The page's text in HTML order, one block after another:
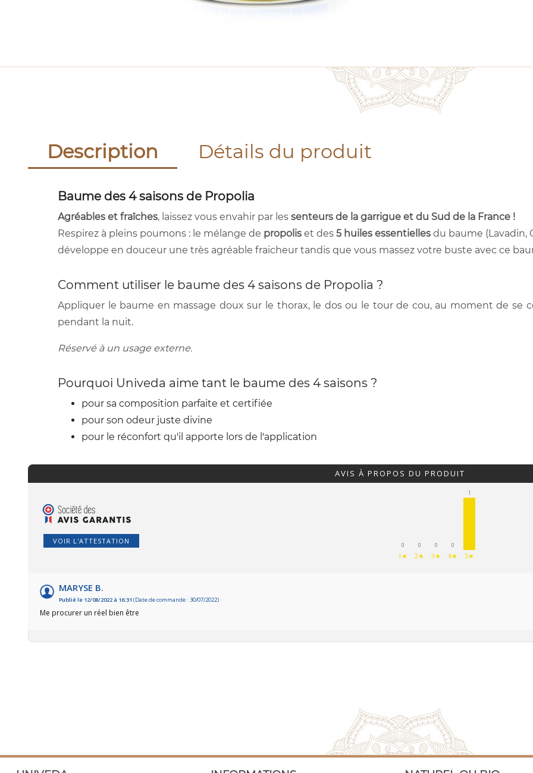
Description Détails du produit
Baume des 4 saisons de Propolia
Agréables et fraîches, laissez vous envahir par les senteurs de la garrigue et du Sud de la France !
Respirez à pleins poumons : le mélange de propolis et des 5 huiles essentielles du baume (Lavadin,
développe en douceur une très agréable fraicheur tandis que vous massez votre buste avec ce
Comment utiliser le baume des 4 saisons de Propolia ?
Appliquer le baume en massage doux sur le thorax, le dos ou le tour de cou, au moment de se
pendant la nuit.
Réservé à un usage externe.
Pourquoi Univeda aime tant le baume des 4 saisons ?
pour sa composition parfaite et certifiée
pour son odeur juste divine
pour le réconfort qu'il apporte lors de l'application
AVIS À PROPOS DU PRODUIT
VOIR L'ATTESTATION 0
1★
0
2★
0
3★
0
4★
1
5★
MARYSE B.
Publié le 12/08/2022 à 16:31 (Date de commande : 30/07/2022)
Me procurer un réel bien être